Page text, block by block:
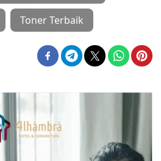
Toner Terbaik